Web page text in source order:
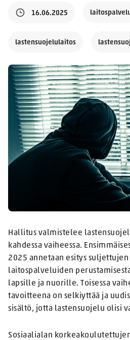
16.06.2025
lastensuojelulaitos
Hallitus valmistelee
kahdessa vaiheessa.
2025 annetaan esitys
laitospalveluiden
lapsille ja nuorille. Toisessa
tavoitteena on selkiyttää ja
sisältö, jotta lastensuojelu olisi
Sosiaalialan